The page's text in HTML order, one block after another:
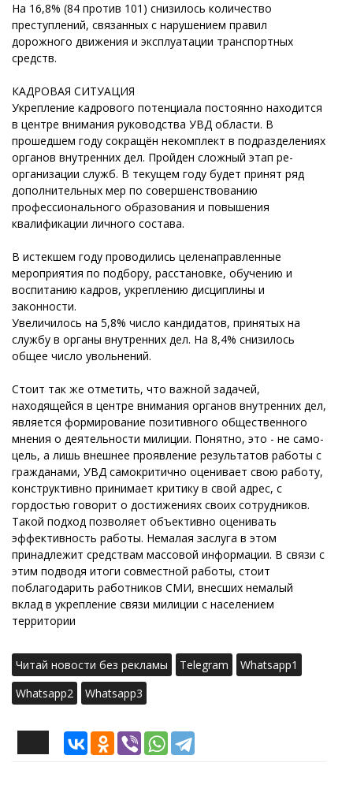
На 16,8% (84 против 101) снизилось количество
преступлений, связанных с нарушением правил
дорожного движения и эксплуатации транспортных
средств.
КАДРОВАЯ СИТУАЦИЯ
Укрепление кадрового потенциала постоянно находится
в центре внимания руководства УВД области. В
прошедшем году сокращён некомплект в подразделениях
органов внутренних дел. Пройден сложный этап ре-
организации служб. В текущем году будет принят ряд
дополнительных мер по совершенствованию
профессионального образования и повышения
квалификации личного состава.
В истекшем году проводились целенаправленные
мероприятия по подбору, расстановке, обучению и
воспитанию кадров, укреплению дисциплины и
законности.
Увеличилось на 5,8% число кандидатов, принятых на
службу в органы внутренних дел. На 8,4% снизилось
общее число увольнений.
Стоит так же отметить, что важной задачей,
находящейся в центре внимания органов внутренних дел,
является формирование позитивного общественного
мнения о деятельности милиции. Понятно, это - не само-
цель, а лишь внешнее проявление результатов работы с
гражданами, УВД самокритично оценивает свою работу,
конструктивно принимает критику в свой адрес, с
гордостью говорит о достижениях своих сотрудников.
Такой подход позволяет объективно оценивать
эффективность работы. Немалая заслуга в этом
принадлежит средствам массовой информации. В связи с
этим подводя итоги совместной работы, стоит
поблагодарить работников СМИ, внесших немалый
вклад в укрепление связи милиции с населением
территории
Читай новости без рекламы Telegram
Whatsapp1
Whatsapp2
Whatsapp3